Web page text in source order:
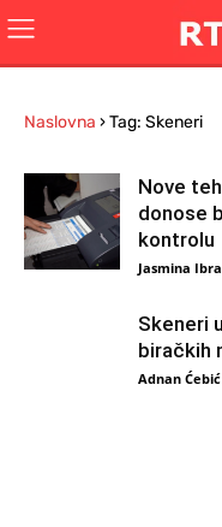
Naslovna ›Tag: Skeneri
Nove
donose
kontrolu
Jasmina
Skeneri
biračkih
Adnan Ćebić